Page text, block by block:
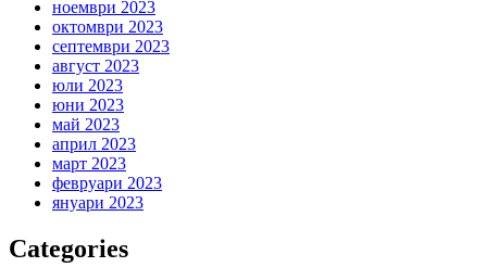
ноември 2023
октомври 2023
септември 2023
август 2023
юли 2023
юни 2023
май 2023
април 2023
март 2023
февруари 2023
януари 2023
Categories